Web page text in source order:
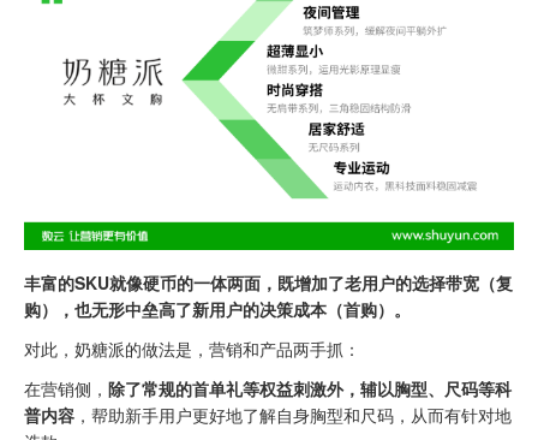
丰富的SKU就像硬币的一体两面，既增加了老用户的选择带宽（复
购），也无形中垒高了新用户的决策成本（首购）。
对此，奶糖派的做法是，营销和产品两手抓：
在营销侧， 除了常规的首单礼等权益刺激外，辅以胸型、尺码等科
普内容 ，帮助新手用户更好地了解自身胸型和尺码，从而有针对地